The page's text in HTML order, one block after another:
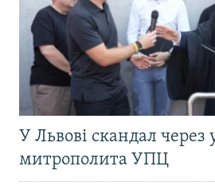
У Львові скандал через
митрополита УПЦ